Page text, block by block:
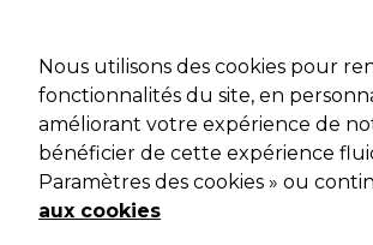
Marques Bons plans 🌟
Livraison le lendemain*
Après expédition, du lundi au
Nous utilisons des cookies pour
fonctionnalités du site, en
améliorant votre expérience de
bénéficier de cette expérience
Paramètres des cookies » ou
aux cookies